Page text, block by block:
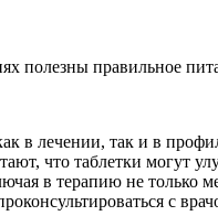
полезны правильное
в лечении, так и в
что таблетки могут
в терапию не
с